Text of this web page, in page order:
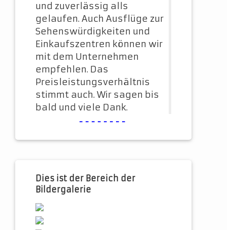
und zuverlässig alls
gelaufen. Auch Ausflüge zur
Sehenswürdigkeiten und
Einkaufszentren können wir
mit dem Unternehmen
empfehlen. Das
Preisleistungsverhältnis
stimmt auch. Wir sagen bis
bald und viele Dank.
--------
Dies ist der Bereich der
Bildergalerie